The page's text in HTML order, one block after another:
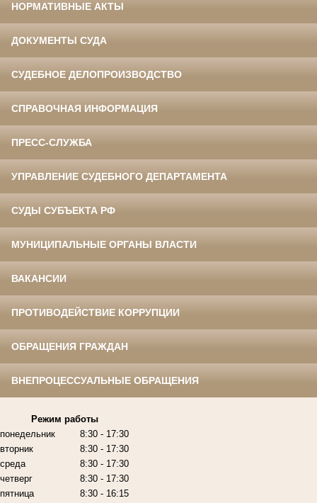
НОРМАТИВНЫЕ АКТЫ
ДОКУМЕНТЫ СУДА
СУДЕБНОЕ ДЕЛОПРОИЗВОДСТВО
СПРАВОЧНАЯ ИНФОРМАЦИЯ
ПРЕСС-СЛУЖБА
УПРАВЛЕНИЕ СУДЕБНОГО ДЕПАРТАМЕНТА
СУДЫ СУБЪЕКТА РФ
МУНИЦИПАЛЬНЫЕ ОРГАНЫ ВЛАСТИ
ВАКАНСИИ
ПРОТИВОДЕЙСТВИЕ КОРРУПЦИИ
ОБРАЩЕНИЯ ГРАЖДАН
ВНЕПРОЦЕССУАЛЬНЫЕ ОБРАЩЕНИЯ
Режим работы
понедельник
вторник
среда
четверг
пятница
8:30 - 17:30
8:30 - 17:30
8:30 - 17:30
8:30 - 17:30
8:30 - 16:15